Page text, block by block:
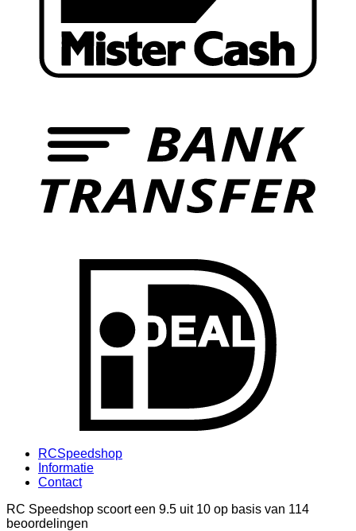
RCSpeedshop
Informatie
Contact
RC Speedshop scoort een 9.5 uit 10 op basis van 114
beoordelingen